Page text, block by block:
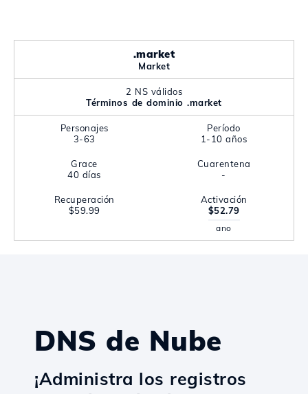
.market
Market
2 NS válidos
Términos de dominio .market
Personajes
3-63
Período
1-10 años
Grace
40 días
Cuarentena
-
Recuperación
$59.99
Activación
$52.79
ano
DNS de Nube
¡Administra los registros